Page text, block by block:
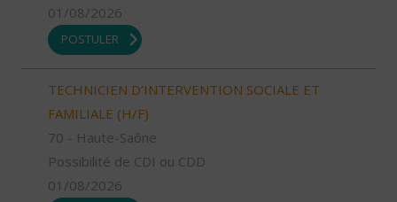
01/08/2026
POSTULER
TECHNICIEN D’INTERVENTION SOCIALE ET
FAMILIALE (H/F)
70 - Haute-Saône
Possibilité de CDI ou CDD
01/08/2026